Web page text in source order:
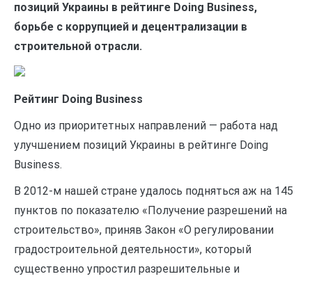
позиций Украины в рейтинге Doing Business,
борьбе с коррупцией и децентрализации в
строительной отрасли.
Рейтинг Doing Business
Одно из приоритетных направлений — работа над
улучшением позиций Украины в рейтинге Doing
Business.
В 2012-м нашей стране удалось подняться аж на 145
пунктов по показателю «Получение разрешений на
строительство», приняв Закон «О регулировании
градостроительной деятельности», который
существенно упростил разрешительные и